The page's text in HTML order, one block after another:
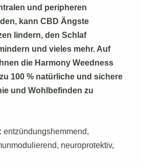
und peripheren
kann CBD Ängste
lindern, den Schlaf
und vieles mehr. Auf
die Harmony Weedness
100 % natürliche und sichere
und Wohlbefinden zu
entzündungshemmend,
neuroprotektiv,